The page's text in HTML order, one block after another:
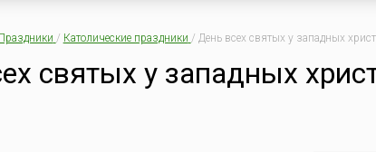
Праздники / Католические праздники / День всех святых у западных
святых у западных